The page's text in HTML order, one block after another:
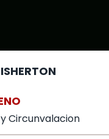
Circunvalacion